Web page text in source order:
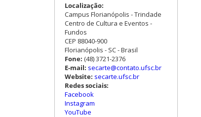
Localização:
Campus Florianópolis - Trindade
Centro de Cultura e Eventos -
Fundos
CEP 88040-900
Florianópolis - SC - Brasil
Fone: (48) 3721-2376
E-mail: secarte@contato.ufsc.br
Website: secarte.ufsc.br
Redes sociais:
Facebook
Instagram
YouTube